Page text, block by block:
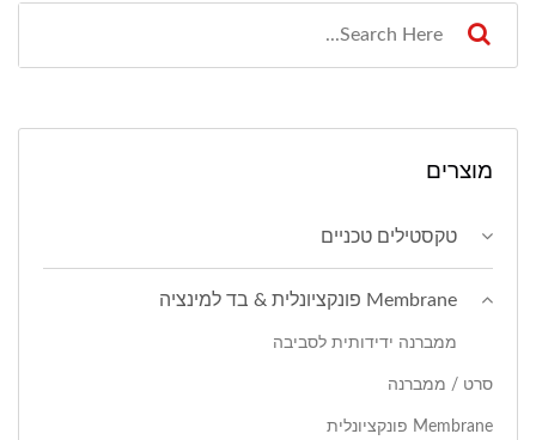
מוצרים
טקסטילים טכניים
Membrane פונקציונלית & בד למינציה
ממברנה ידידותית לסביבה
סרט / ממברנה
Membrane פונקציונלית